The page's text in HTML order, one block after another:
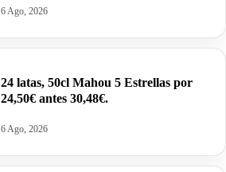
6 Ago, 2026
24 latas, 50cl Mahou 5 Estrellas por
24,50€ antes 30,48€.
6 Ago, 2026